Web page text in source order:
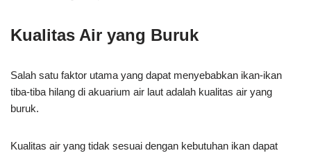
Kualitas Air yang Buruk
Salah satu faktor utama yang dapat menyebabkan ikan-ikan
tiba-tiba hilang di akuarium air laut adalah kualitas air yang
buruk.
Kualitas air yang tidak sesuai dengan kebutuhan ikan dapat